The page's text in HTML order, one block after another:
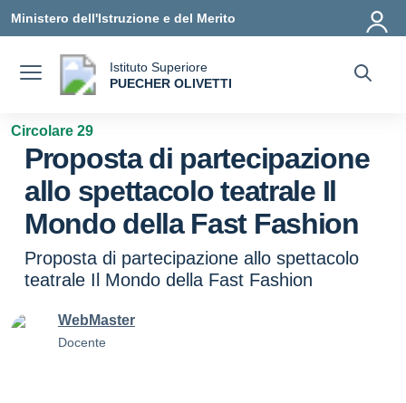
Ministero dell'Istruzione e del Merito
Istituto Superiore
PUECHER OLIVETTI
Circolare 29
Proposta di partecipazione
allo spettacolo teatrale Il
Mondo della Fast Fashion
Proposta di partecipazione allo spettacolo
teatrale Il Mondo della Fast Fashion
WebMaster
Docente